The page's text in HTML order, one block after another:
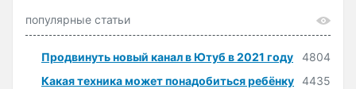
популярные статьи
Продвинуть новый канал в Ютуб в 2021 году
4804
Какая техника может понадобиться ребёнку 4435